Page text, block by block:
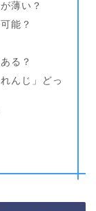
薄い？
能？
る？
んじ」どっ